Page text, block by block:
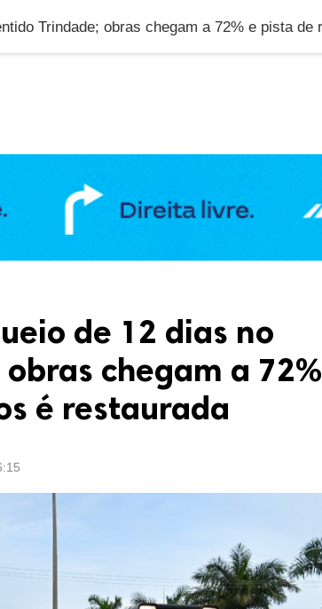
de 12 dias no
chegam a 72%
é restaurada